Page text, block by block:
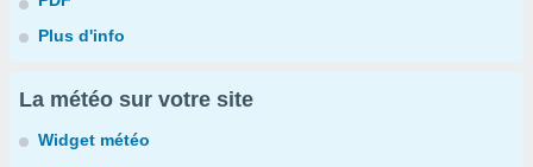
Plus d'info
La météo sur votre site
Widget météo